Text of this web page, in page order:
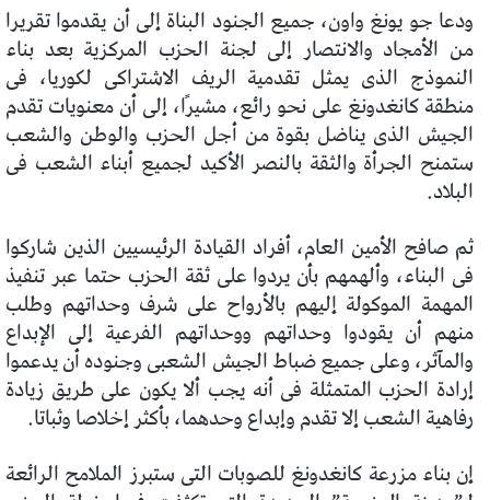
ودعا جو يونغ واون، جميع الجنود البناة إلى أن يقدموا تقريرا
من الأمجاد والانتصار إلى لجنة الحزب المركزية بعد بناء
النموذج الذى يمثل تقدمية الريف الاشتراكى لكوريا، فى
منطقة كانغدونغ على نحو رائع، مشيرًا، إلى أن معنويات تقدم
الجيش الذى يناضل بقوة من أجل الحزب والوطن والشعب
ستمنح الجرأة والثقة بالنصر الأكيد لجميع أبناء الشعب فى
البلاد.
ثم صافح الأمين العام، أفراد القيادة الرئيسيين الذين شاركوا
فى البناء، وألهمهم بأن يردوا على ثقة الحزب حتما عبر تنفيذ
المهمة الموكولة إليهم بالأرواح على شرف وحداتهم وطلب
منهم أن يقودوا وحداتهم ووحداتهم الفرعية إلى الإبداع
والمآثر، وعلى جميع ضباط الجيش الشعبى وجنوده أن يدعموا
إرادة الحزب المتمثلة فى أنه يجب ألا يكون على طريق زيادة
رفاهية الشعب إلا تقدم وإبداع وحدهما، بأكثر إخلاصا وثباتا.
إن بناء مزرعة كانغدونغ للصوبات التى ستبرز الملامح الرائعة